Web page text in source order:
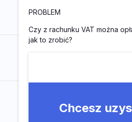
PROBLEM
Czy z rachunku VAT można
jak to zrobić?
Chcesz